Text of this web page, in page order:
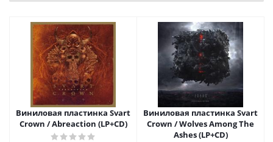
Виниловая пластинка Svart
Crown / Abreaction (LP+CD)
Виниловая пластинка Svart
Crown / Wolves Among The
Ashes (LP+CD)